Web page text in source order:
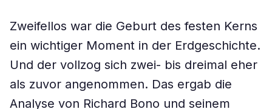
Zweifellos war die Geburt des festen Kerns
ein wichtiger Moment in der Erdgeschichte.
Und der vollzog sich zwei- bis dreimal eher
als zuvor angenommen. Das ergab die
Analyse von Richard Bono und seinem